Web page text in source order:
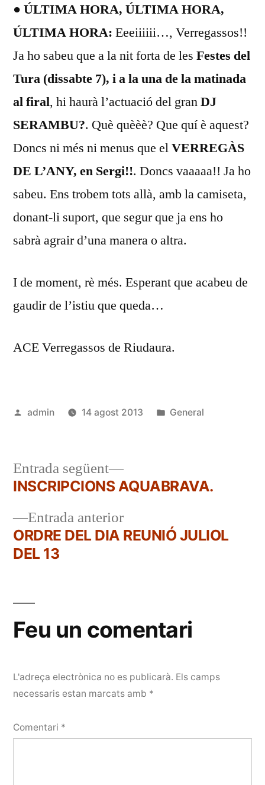
● ÚLTIMA HORA, ÚLTIMA HORA,
ÚLTIMA HORA: Eeeiiiiii…, Verregassos!!
Ja ho sabeu que a la nit forta de les Festes del
Tura (dissabte 7), i a la una de la matinada
al firal, hi haurà l’actuació del granDJ
SERAMBU?. Què quèèè? Que quí è aquest?
Doncs ni més ni menus que elVERREGÀS
DE L’ANY, en Sergi!!. Doncs vaaaaa!! Ja ho
sabeu. Ens trobem tots allà, amb la camiseta,
donant-li suport, que segur que ja ens ho
sabrà agrair d’una manera o altra.
I de moment, rè més. Esperant que acabeu de
gaudir de l’istiu que queda…
ACE Verregassos de Riudaura.
Publicat
admin 14 agost 2013
Publicat
General
Navegació
d'entrades
Entrada anteriorEntrada
anterior:
ORDRE DEL DIA REUNIÓ JULIOL
DEL 13
Entrada següent
Entrada
següent:
INSCRIPCIONS AQUABRAVA.
Feu un comentari
L'adreça electrònica no es publicarà. Els camps
necessaris estan marcats amb *
Comentari *